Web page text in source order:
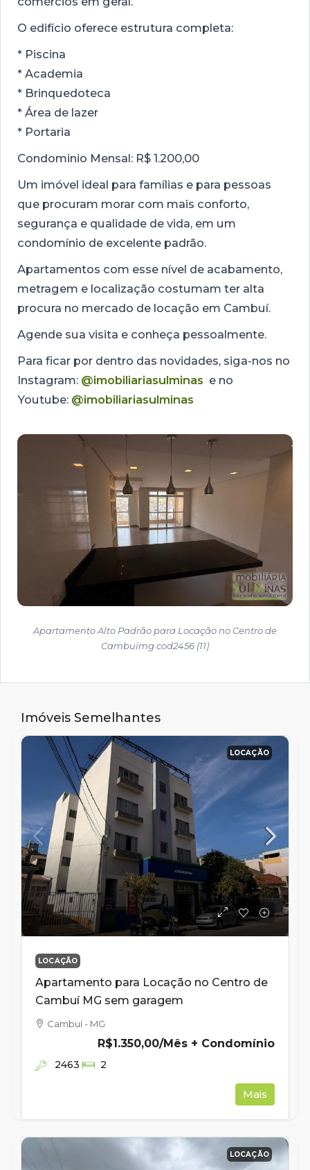
O edifício oferece estrutura completa:
* Piscina
* Academia
* Brinquedoteca
* Área de lazer
* Portaria
Condominio Mensal: R$ 1.200,00
Um imóvel ideal para famílias e para pessoas
que procuram morar com mais conforto,
segurança e qualidade de vida, em um
condomínio de excelente padrão.
Apartamentos com esse nível de acabamento,
metragem e localização costumam ter alta
procura no mercado de locação em Cambuí.
Agende sua visita e conheça pessoalmente.
Para ficar por dentro das novidades, siga-nos no
Instagram: @imobiliariasulminas e no
Youtube: @imobiliariasulminas
Apartamento Alto Padrão para Locação no Centro de
Cambuímg cod2456 (11)
Imóveis Semelhantes
LOCAÇÃO
LOCAÇÃO
Apartamento para Locação no Centro de
Cambuí MG sem garagem
R$1.350,00/Mês + Condomínio
Cambuí - MG
2463 2
Mais
LOCAÇÃO